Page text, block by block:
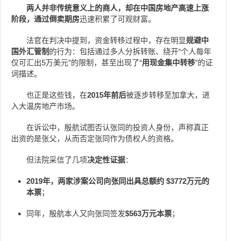
两人并非传统意义上的商人，却在中国房地产高速上涨
阶段，通过倒卖期房迅速积累了可观财富。
法官在判决中提到，资金转移过程中，存在明显规避中
国外汇管制 的行为：包括通过多人分拆转账、绕开“个人每年
仅可汇出5万美元”的限制，甚至出现了“用现金集中转移”的证
词描述。
也正是这些钱，在2015年前后被逐步转移至加拿大，进
入大温房地产市场。
在诉讼中，殷航试图否认张同的投资人身份，声称真正
出资的是张父，从而否定张同作为债权人的资格。
但法院采信了几项决定性证据：
2019年，两家涉案公司向张同出具总额约 $3772万元的
本票；
同年，殷航本人又向张同签发$563万元本票；